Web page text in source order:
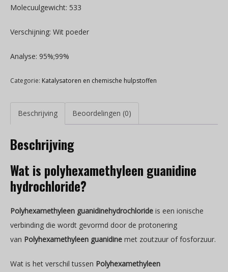
Molecuulgewicht: 533
Verschijning: Wit poeder
Analyse: 95%;99%
Categorie: Katalysatoren en chemische hulpstoffen
Beschrijving Beoordelingen (0)
Beschrijving
Wat is polyhexamethyleen guanidine
hydrochloride?
Polyhexamethyleen guanidinehydrochloride is een ionische
verbinding die wordt gevormd door de protonering
van Polyhexamethyleen guanidine met zoutzuur of fosforzuur.
Wat is het verschil tussen Polyhexamethyleen